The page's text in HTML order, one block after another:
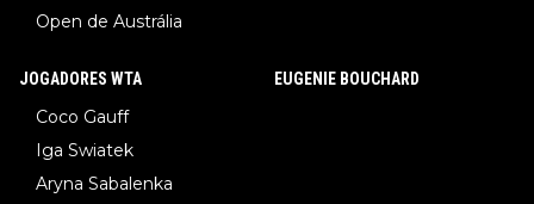
Open de Austrália
JOGADORES WTA
Coco Gauff
Iga Swiatek
Aryna Sabalenka
EUGENIE BOUCHARD